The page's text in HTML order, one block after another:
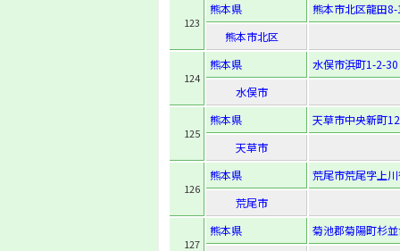
123
熊本県
熊本市北区龍田
熊本市北区
124
熊本県
水俣市浜町1-2-30
水俣市
125
熊本県
天草市中央新町
天草市
126
熊本県
荒尾市荒尾字上
荒尾市
127
熊本県
菊池郡菊陽町杉